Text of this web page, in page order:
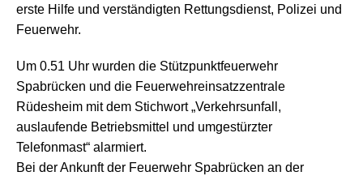
erste Hilfe und verständigten Rettungsdienst, Polizei und
Feuerwehr.
Um 0.51 Uhr wurden die Stützpunktfeuerwehr
Spabrücken und die Feuerwehreinsatzzentrale
Rüdesheim mit dem Stichwort „Verkehrsunfall,
auslaufende Betriebsmittel und umgestürzter
Telefonmast“ alarmiert.
Bei der Ankunft der Feuerwehr Spabrücken an der